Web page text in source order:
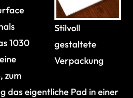
Stilvoll
gestaltete
Verpackung
1030
zum
das eigentliche Pad in einer